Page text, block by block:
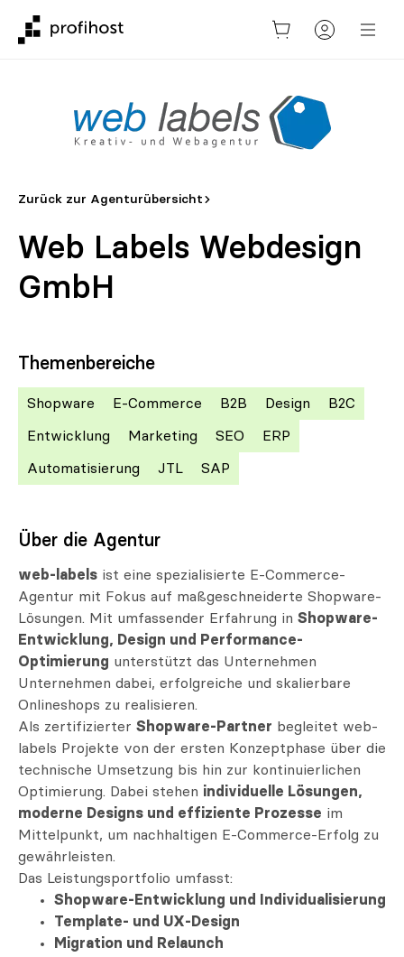
Zurück zur Agenturübersicht
Web Labels Webdesign
GmbH
Themenbereiche
Shopware E-Commerce B2B Design B2C
Entwicklung Marketing SEO ERP
Automatisierung JTL SAP
Über die Agentur
web-labels ist eine spezialisierte E-Commerce-
Agentur mit Fokus auf maßgeschneiderte Shopware-
Lösungen. Mit umfassender Erfahrung in Shopware-
Entwicklung, Design und Performance-
Optimierung unterstützt das Unternehmen
Unternehmen dabei, erfolgreiche und skalierbare
Onlineshops zu realisieren.
Als zertifizierter Shopware-Partner begleitet web-
labels Projekte von der ersten Konzeptphase über die
technische Umsetzung bis hin zur kontinuierlichen
Optimierung. Dabei stehen individuelle Lösungen,
moderne Designs und effiziente Prozesse im
Mittelpunkt, um nachhaltigen E-Commerce-Erfolg zu
gewährleisten.
Das Leistungsportfolio umfasst:
Shopware-Entwicklung und Individualisierung
Template- und UX-Design
Migration und Relaunch